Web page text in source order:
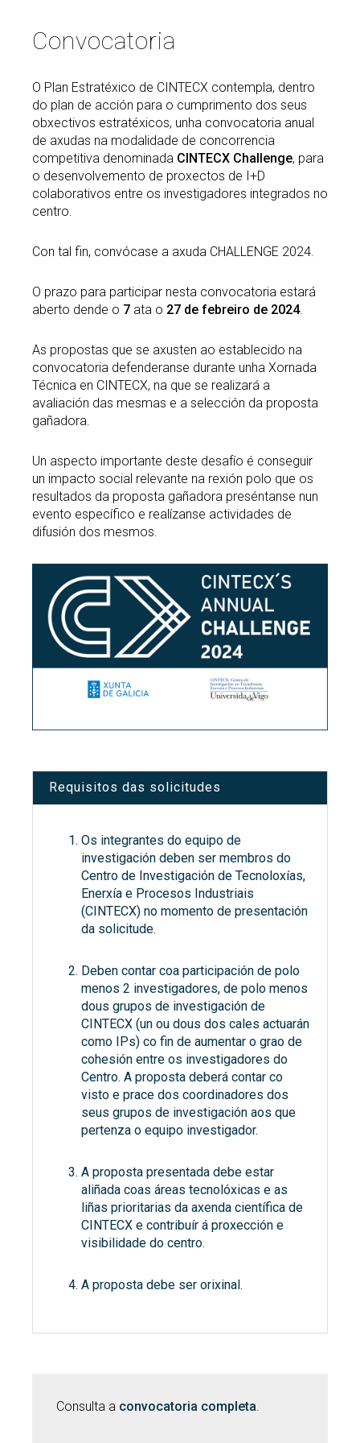
ES EN Search
Buscar
por:
BUSCAR
Twitter
Convocatoria
O Plan Estratéxico de CINTECX contempla, dentro
do plan de acción para o cumprimento dos seus
obxectivos estratéxicos, unha convocatoria anual
de axudas na modalidade de concorrencia
competitiva denominada CINTECX Challenge, para
o desenvolvemento de proxectos de I+D
colaborativos entre os investigadores integrados no
centro.
Con tal fin, convócase a axuda CHALLENGE 2024.
O prazo para participar nesta convocatoria estará
aberto dende o 7 ata o 27 de febreiro de 2024.
As propostas que se axusten ao establecido na
convocatoria defenderanse durante unha Xornada
Técnica en CINTECX, na que se realizará a
avaliación das mesmas e a selección da proposta
gañadora.
Un aspecto importante deste desafío é conseguir
un impacto social relevante na rexión polo que os
resultados da proposta gañadora preséntanse nun
evento específico e realízanse actividades de
difusión dos mesmos.
Requisitos das solicitudes
Os integrantes do equipo de
investigación deben ser membros do
Centro de Investigación de Tecnoloxías,
Enerxía e Procesos Industriais
(CINTECX) no momento de presentación
da solicitude.
Deben contar coa participación de polo
menos 2 investigadores, de polo menos
dous grupos de investigación de
CINTECX (un ou dous dos cales actuarán
como IPs) co fin de aumentar o grao de
cohesión entre os investigadores do
Centro. A proposta deberá contar co
visto e prace dos coordinadores dos
seus grupos de investigación aos que
pertenza o equipo investigador.
A proposta presentada debe estar
aliñada coas áreas tecnolóxicas e as
liñas prioritarias da axenda científica de
CINTECX e contribuír á proxección e
visibilidade do centro.
A proposta debe ser orixinal.
Consulta a convocatoria completa.